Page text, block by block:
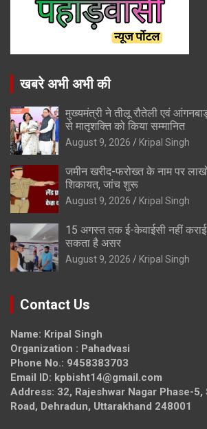
खबरे अभी अभी की
मुख्यमंत्री ने तीलू रौतेली एवं
से मातृशक्ति को किया सम्मानित
August 9, 2026 Kripal Singh
जमीन खरीद-फरोख्त के नाम पर
शिकायत, जांच शुरू
August 9, 2026 Kripal Singh
15 अगस्त तक ई-केवाईसी नहीं
सकता है असर
August 9, 2026 Kripal Singh
Contact Us
Name: Kripal Singh
Organization : Pahadvasi
Phone No.: 9458383703
Email ID: kpbisht14@gmail.com
Address: 32, Rajeshwar Nagar Phase-5,
Road, Dehradun, Uttarakhand 248001